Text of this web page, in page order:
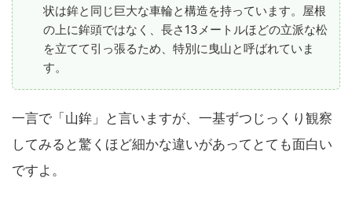
状は鉾と同じ巨大な車輪と構造を持っています。屋根
の上に鉾頭ではなく、長さ13メートルほどの立派な松
を立てて引っ張るため、特別に曳山と呼ばれていま
す。
一言で「山鉾」と言いますが、一基ずつじっくり観察
してみると驚くほど細かな違いがあってとても面白い
ですよ。